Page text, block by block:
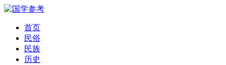
首页
民俗
民族
历史